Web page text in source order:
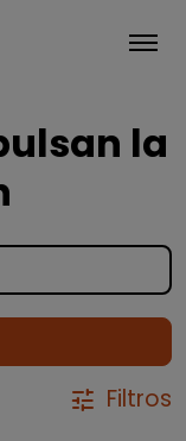
la
tune Filtros